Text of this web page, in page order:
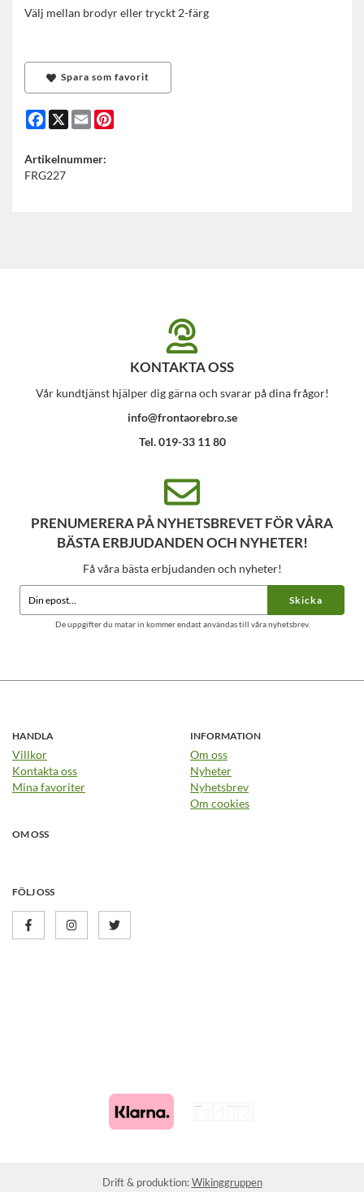
Välj mellan brodyr eller tryckt 2-färg
Spara som favorit
Facebook
X Email
Artikelnummer:
FRG227
KONTAKTA OSS
Vår kundtjänst hjälper dig gärna och svarar på dina frågor!
info@frontaorebro.se
Tel. 019-33 11 80
PRENUMERERA PÅ NYHETSBREVET FÖR VÅRA
BÄSTA ERBJUDANDEN OCH NYHETER!
Få våra bästa erbjudanden och nyheter!
Skicka
De uppgifter du matar in kommer endast användas till våra nyhetsbrev.
HANDLA
Villkor
Kontakta oss
Mina favoriter
INFORMATION
Om oss
Nyheter
Nyhetsbrev
Om cookies
OM OSS
FÖLJ OSS
Drift & produktion:Wikinggruppen